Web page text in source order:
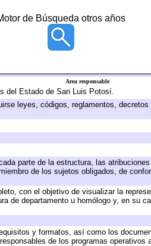
de Búsqueda otros años
Area responsable
del Estado de San Luis Potosí.
leyes, códigos, reglamentos,
parte de la estructura, las
de los sujetos obligados, de
con el objetivo de visualizar la
de departamento u homólogo y, en su
y formatos, así como los
de los programas operativos